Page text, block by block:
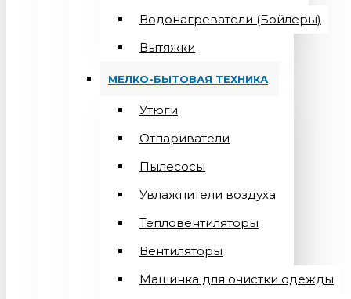
Водонагреватели (Бойлеры)
Вытяжки
МЕЛКО-БЫТОВАЯ ТЕХНИКА
Утюги
Отпариватели
Пылесосы
Увлажнители воздуха
Тепловентиляторы
Вентиляторы
Машинка для очистки одежды